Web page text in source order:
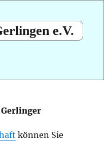
e.V.
können Sie